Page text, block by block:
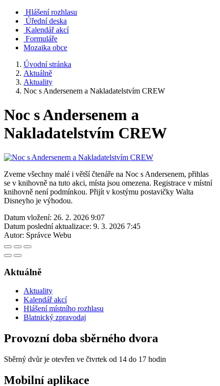
Hlášení rozhlasu
Úřední deska
Kalendář akcí
Formuláře
Mozaika obce
Úvodní stránka
Aktuálně
Aktuality
Noc s Andersenem a Nakladatelstvím CREW
Noc s Andersenem a
Nakladatelstvím CREW
Zveme všechny malé i větší čtenáře na Noc s Andersenem, přihlas
se v knihovně na tuto akci, místa jsou omezena. Registrace v místní
knihovně není podmínkou. Přijít v kostýmu postavičky Walta
Disneyho je výhodou.
Datum vložení: 26. 2. 2026 9:07
Datum poslední aktualizace: 9. 3. 2026 7:45
Autor: Správce Webu
Aktuálně
Aktuality
Kalendář akcí
Hlášení místního rozhlasu
Blatnický zpravodaj
Provozní doba sběrného dvora
Sběrný dvůr je otevřen ve čtvrtek od 14 do 17 hodin
Mobilní aplikace